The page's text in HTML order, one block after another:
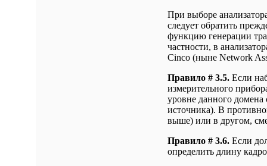
При выборе
следует обратить
функцию генерации
частности, в
Cinco (ныне Network
Правило # 3.5. Если
измерительного
уровне данного
источника). В
выше) или в другом,
Правило # 3.6. Если
определить длину